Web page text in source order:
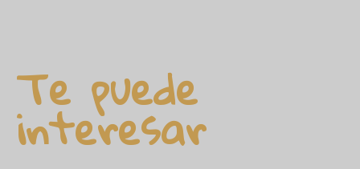
Te puede
interesar